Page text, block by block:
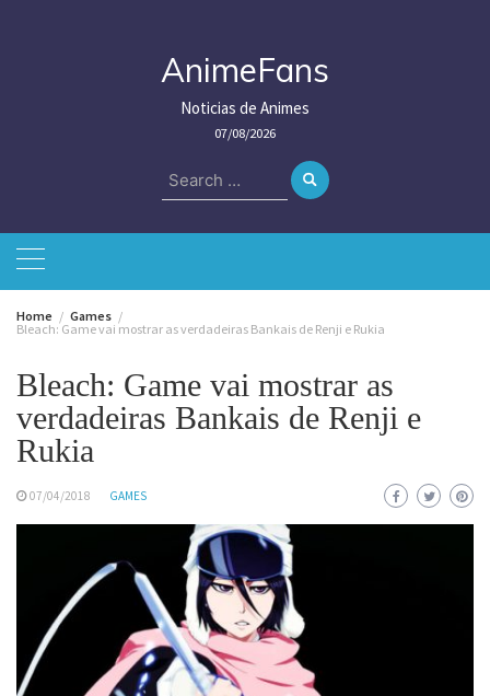
AnimeFans
Noticias de Animes
07/08/2026
Search
for:
Home
Games
Bleach: Game vai mostrar as verdadeiras Bankais de Renji e Rukia
Bleach: Game vai mostrar as
verdadeiras Bankais de Renji e
Rukia
07/04/2018 GAMES